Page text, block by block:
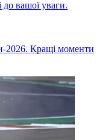
2026. Кращі моменти